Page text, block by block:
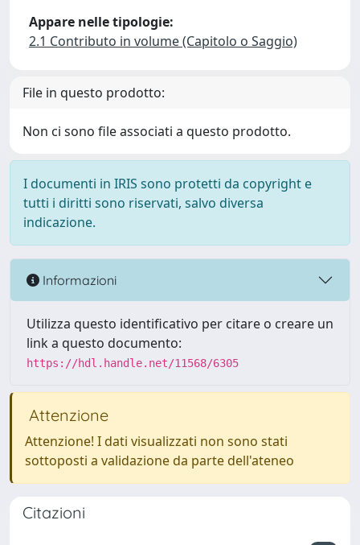
Appare nelle tipologie:
2.1 Contributo in volume (Capitolo o Saggio)
File in questo prodotto:
Non ci sono file associati a questo prodotto.
I documenti in IRIS sono protetti da copyright e
tutti i diritti sono riservati, salvo diversa
indicazione.
Informazioni
Utilizza questo identificativo per citare o creare un
link a questo documento:
https://hdl.handle.net/11568/6305
Attenzione
Attenzione! I dati visualizzati non sono stati
sottoposti a validazione da parte dell'ateneo
Citazioni